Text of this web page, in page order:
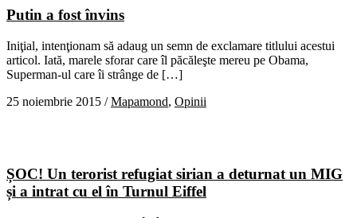
Putin a fost învins
Iniţial, intenţionam să adaug un semn de exclamare titlului acestui
articol. Iată, marele sforar care îl păcăleşte mereu pe Obama,
Superman-ul care îi strânge de […]
25 noiembrie 2015 /Mapamond, Opinii
ȘOC! Un terorist refugiat sirian a deturnat un MIG
și a intrat cu el în Turnul Eiffel